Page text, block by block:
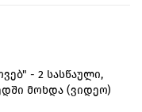
- 2 სასწაული,
მოხდა (ვიდეო)